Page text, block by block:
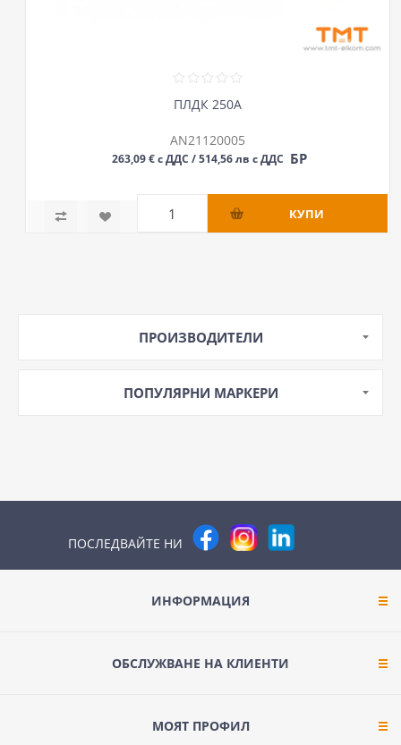
ПЛДК 250А
AN21120005
263,09 € с ДДС / 514,56 лв с ДДС БР
ПРОИЗВОДИТЕЛИ
ПОПУЛЯРНИ МАРКЕРИ
ПОСЛЕДВАЙТЕ НИ
ИНФОРМАЦИЯ
ОБСЛУЖВАНЕ НА КЛИЕНТИ
МОЯТ ПРОФИЛ